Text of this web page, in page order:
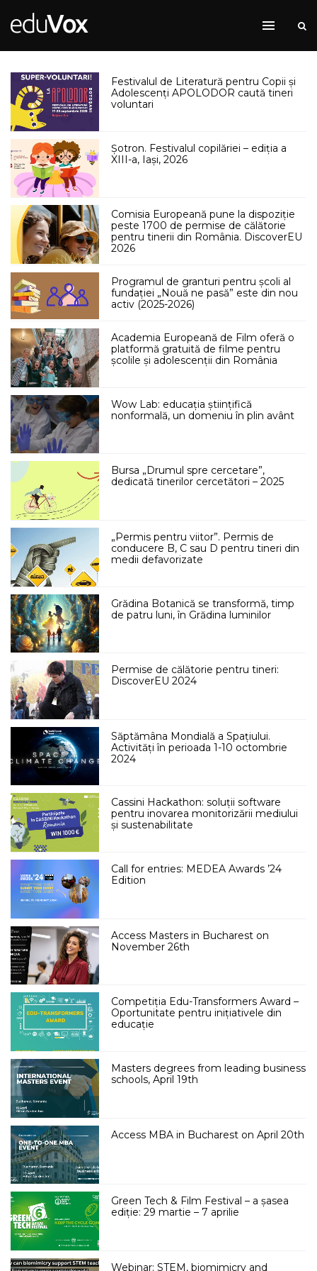
Festivalul de Literatură pentru Copii și
Adolescenți APOLODOR caută tineri
voluntari
Șotron. Festivalul copilăriei – ediția a
XIII-a, Iași, 2026
Comisia Europeană pune la dispoziție
peste 1700 de permise de călătorie
pentru tinerii din România. DiscoverEU
2026
Programul de granturi pentru școli al
fundației „Nouă ne pasă” este din nou
activ (2025-2026)
Academia Europeană de Film oferă o
platformă gratuită de filme pentru
școlile și adolescenții din România
Wow Lab: educația științifică
nonformală, un domeniu în plin avânt
Bursa „Drumul spre cercetare”,
dedicată tinerilor cercetători – 2025
„Permis pentru viitor”. Permis de
conducere B, C sau D pentru tineri din
medii defavorizate
Grădina Botanică se transformă, timp
de patru luni, în Grădina luminilor
Permise de călătorie pentru tineri:
DiscoverEU 2024
Săptămâna Mondială a Spațiului.
Activități în perioada 1-10 octombrie
2024
Cassini Hackathon: soluții software
pentru inovarea monitorizării mediului
și sustenabilitate
Call for entries: MEDEA Awards ’24
Edition
Access Masters in Bucharest on
November 26th
Competiția Edu-Transformers Award –
Oportunitate pentru inițiativele din
educație
Masters degrees from leading business
schools, April 19th
Access MBA in Bucharest on April 20th
Green Tech & Film Festival – a șasea
ediție: 29 martie – 7 aprilie
Webinar: STEM, biomimicry and